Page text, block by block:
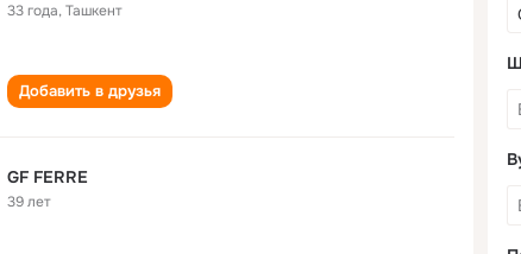
33 года,Ташкент
Добавить в друзья
GF FERRE
39 лет